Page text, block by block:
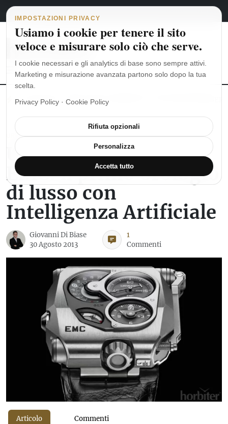
Vai al contenuto
Navigazione principale
6 agosto 2026 italiano
MoonSwatch: dalle origini al MISSION TO THE MOONPHASE
URWERK
URWERK presenta
EMC: il primo orologio
di lusso con
Intelligenza Artificiale
Giovanni Di Biase
30 Agosto 2013
1
Commenti
Articolo Commenti
IMPOSTAZIONI PRIVACY
Usiamo i cookie per tenere il sito
veloce e misurare solo ciò che serve.
I cookie necessari e gli analytics di base sono sempre attivi.
Marketing e misurazione avanzata partono solo dopo la tua
scelta.
Privacy Policy · Cookie Policy
Rifiuta opzionali
Personalizza
Accetta tutto